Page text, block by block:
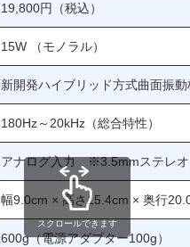
19,800円（税込）
15W （モノラル）
新開発ハイブリッド方式曲面振
180Hz～20kHz（総合特性）
アナログ入力 ※3.5mmステレオ
幅9.0cm × 高さ15.4cm × 奥行
600g（電源アダプター100g）
スクロールできます